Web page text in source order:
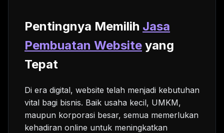
Pentingnya Memilih Jasa
Pembuatan Website yang
Tepat
Di era digital, website telah menjadi kebutuhan
vital bagi bisnis. Baik usaha kecil, UMKM,
maupun korporasi besar, semua memerlukan
kehadiran online untuk meningkatkan